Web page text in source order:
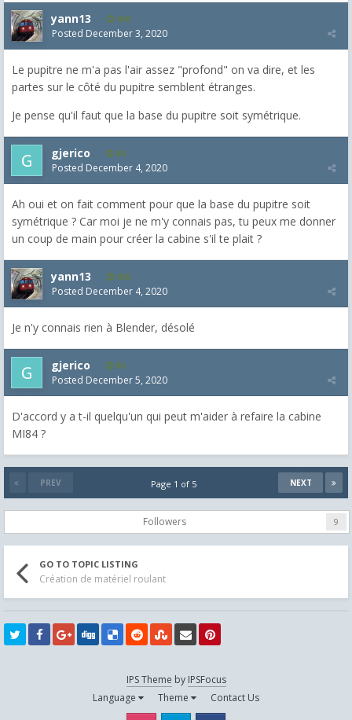
yann13 950
Posted December 3, 2020
Le pupitre ne m'a pas l'air assez "profond" on va dire, et les
partes sur le côté du pupitre semblent étranges.
Je pense qu'il faut que la base du pupitre soit symétrique.
gjerico 86
Posted December 4, 2020
Ah oui et on fait comment pour que la base du pupitre soit
symétrique ? Car moi je ne m'y connais pas, tu peux me donner
un coup de main pour créer la cabine s'il te plait ?
yann13 950
Posted December 4, 2020
Je n'y connais rien à Blender, désolé
gjerico 86
Posted December 5, 2020
D'accord y a t-il quelqu'un qui peut m'aider à refaire la cabine
MI84 ?
PREV NEXT
Page 1 of 5
Followers 9
GO TO TOPIC LISTING
Création de matériel roulant
IPS Theme by IPSFocus
Language
Theme Contact Us